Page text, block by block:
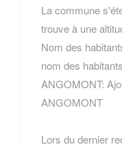
La commune
trouve à une
Nom des
nom des
ANGOMONT:
ANGOMONT
Lors du dernier